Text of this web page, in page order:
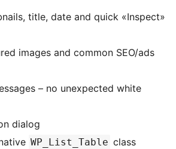
title, date and quick «Inspect»
images and common SEO/ads
– no unexpected white
dialog
WP_List_Table class